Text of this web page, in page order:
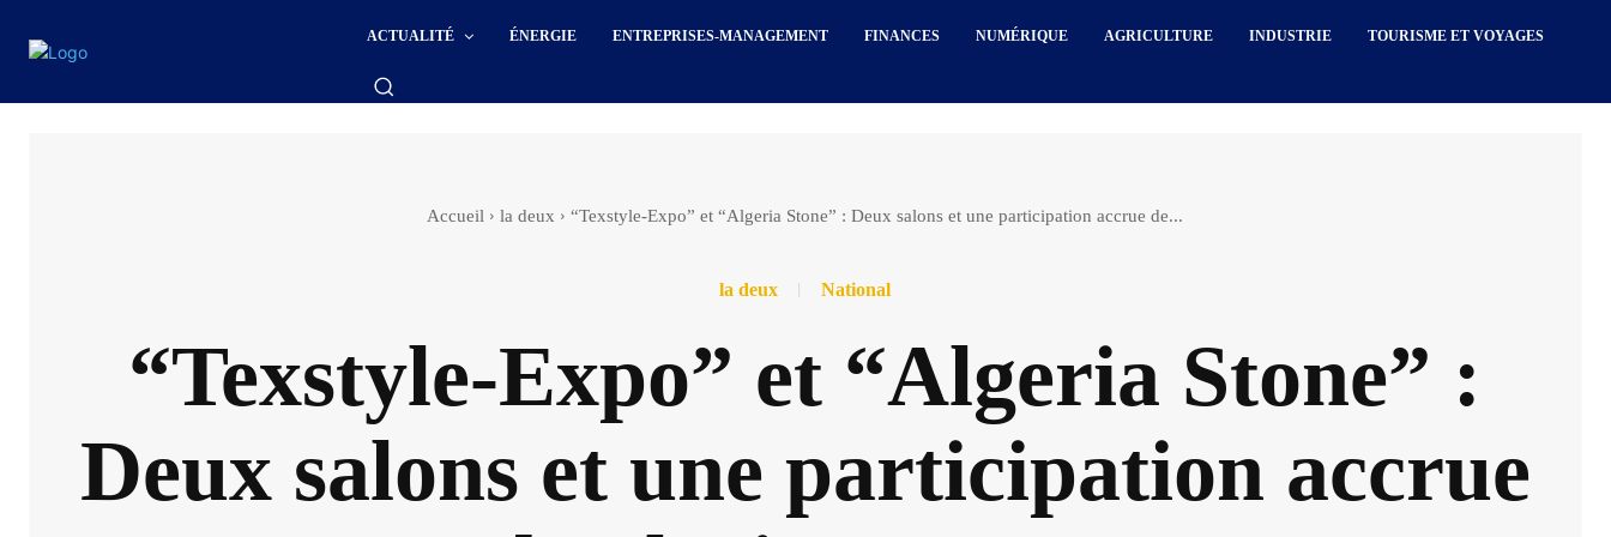
ACTUALITÉ ÉNERGIE ENTREPRISES-MANAGEMENT FINANCES NUMÉRIQUE AGRICULTURE INDUSTRIE TOURISME ET VOYAGES
Accueil la deux “Texstyle-Expo” et “Algeria Stone” : Deux salons et une participation accrue de...
la deux National
“Texstyle-Expo” et “Algeria Stone” :
Deux salons et une participation accrue